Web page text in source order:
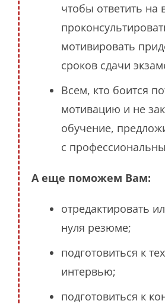
чтобы ответить на
мотивировать
сроков сдачи
Всем, кто боится
мотивацию и не
обучение,
с
А еще поможем Вам:
отредактировать
нуля резюме;
подготовиться к
интервью;
подготовиться к